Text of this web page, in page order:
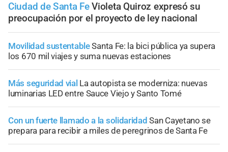
Ciudad de Santa Fe Violeta Quiroz expresó su
preocupación por el proyecto de ley nacional
Movilidad sustentableSanta Fe: la bici pública ya supera
los 670 mil viajes y suma nuevas estaciones
Más seguridad vial La autopista se moderniza: nuevas
luminarias LED entre Sauce Viejo y Santo Tomé
Con un fuerte llamado a la solidaridad San Cayetano se
prepara para recibir a miles de peregrinos de Santa Fe